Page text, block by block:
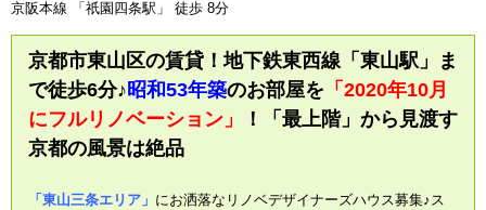
京阪本線 「祇園四条駅」 徒歩 8分
京都市東山区の賃貸！地下鉄東西線「東山駅」ま
で徒歩6分♪昭和53年築のお部屋を 「2020年10月
にフルリノベーション」
！「最上階」から見渡す
京都の風景は絶品
「東山三条エリア」 にお洒落なリノベデザイナーズハウス募集♪ス